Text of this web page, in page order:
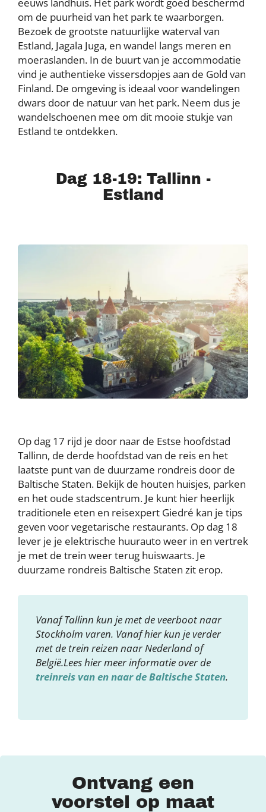
om de puurheid van het park te waarborgen.
Bezoek de grootste natuurlijke waterval van
Estland, Jagala Juga, en wandel langs meren en
moeraslanden. In de buurt van je accommodatie
vind je authentieke vissersdopjes aan de Gold van
Finland. De omgeving is ideaal voor wandelingen
dwars door de natuur van het park. Neem dus je
wandelschoenen mee om dit mooie stukje van
Estland te ontdekken.
Dag 18-19: Tallinn -
Estland
Op dag 17 rijd je door naar de Estse hoofdstad
Tallinn, de derde hoofdstad van de reis en het
laatste punt van de duurzame rondreis door de
Baltische Staten. Bekijk de houten huisjes, parken
en het oude stadscentrum. Je kunt hier heerlijk
traditionele eten en reisexpert Giedré kan je tips
geven voor vegetarische restaurants. Op dag 18
lever je je elektrische huurauto weer in en vertrek
je met de trein weer terug huiswaarts. Je
duurzame rondreis Baltische Staten zit erop.
Vanaf Tallinn kun je met de veerboot naar
Stockholm varen. Vanaf hier kun je verder
met de trein reizen naar Nederland of
België.Lees hier meer informatie over de
treinreis van en naar de Baltische Staten.
Ontvang een
voorstel op maat